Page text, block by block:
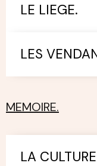
LE LIEGE.
LES
MEMOIRE.
LA